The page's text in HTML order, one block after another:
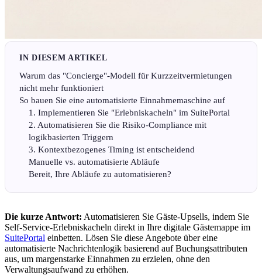
IN DIESEM ARTIKEL
Warum das "Concierge"-Modell für Kurzzeitvermietungen
nicht mehr funktioniert
So bauen Sie eine automatisierte Einnahmemaschine auf
1. Implementieren Sie "Erlebniskacheln" im SuitePortal
2. Automatisieren Sie die Risiko-Compliance mit
logikbasierten Triggern
3. Kontextbezogenes Timing ist entscheidend
Manuelle vs. automatisierte Abläufe
Bereit, Ihre Abläufe zu automatisieren?
Die kurze Antwort: Automatisieren Sie Gäste-Upsells, indem Sie
Self-Service-Erlebniskacheln direkt in Ihre digitale Gästemappe im
SuitePortal einbetten. Lösen Sie diese Angebote über eine
automatisierte Nachrichtenlogik basierend auf Buchungsattributen
aus, um margenstarke Einnahmen zu erzielen, ohne den
Verwaltungsaufwand zu erhöhen.